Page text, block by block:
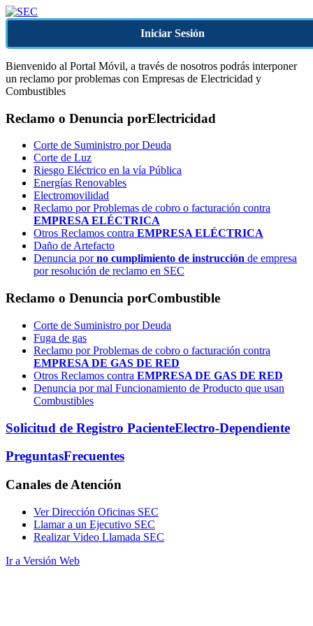
Iniciar Sesión
Bienvenido al Portal Móvil, a través de nosotros podrás interponer
un reclamo por problemas con Empresas de Electricidad y
Combustibles
Reclamo o Denuncia porElectricidad
Corte de Suministro por Deuda
Corte de Luz
Riesgo Eléctrico en la vía Pública
Energías Renovables
Electromovilidad
Reclamo por Problemas de cobro o facturación contra
EMPRESA ELÉCTRICA
Otros Reclamos contra EMPRESA ELÉCTRICA
Daño de Artefacto
Denuncia porno cumplimiento de instrucción de empresa
por resolución de reclamo en SEC
Reclamo o Denuncia porCombustible
Corte de Suministro por Deuda
Fuga de gas
Reclamo por Problemas de cobro o facturación contra
EMPRESA DE GAS DE RED
Otros Reclamos contra EMPRESA DE GAS DE RED
Denuncia por mal Funcionamiento de Producto que usan
Combustibles
Solicitud de Registro PacienteElectro-Dependiente
PreguntasFrecuentes
Canales de Atención
Ver Dirección Oficinas SEC
Llamar a un Ejecutivo SEC
Realizar Video Llamada SEC
Ir a Versión Web